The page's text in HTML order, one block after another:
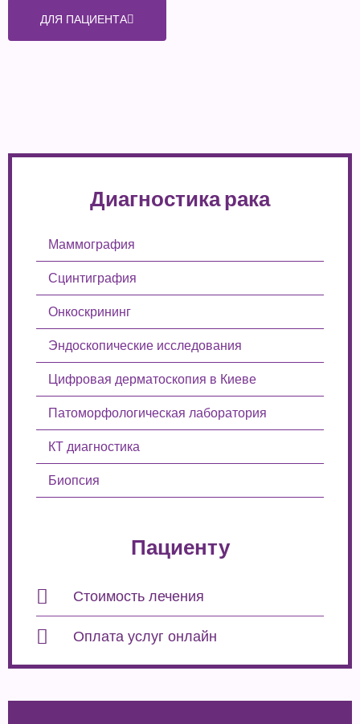
ДЛЯ ПАЦИЕНТА
Диагностика рака
Маммография
Сцинтиграфия
Онкоскрининг
Эндоскопические исследования
Цифровая дерматоскопия в Киеве
Патоморфологическая лаборатория
КТ диагностика
Биопсия
Пациенту
Стоимость лечения
Оплата услуг онлайн